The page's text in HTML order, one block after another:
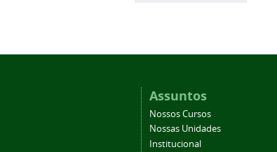
Assuntos
Nossos Cursos
Nossas Unidades
Institucional